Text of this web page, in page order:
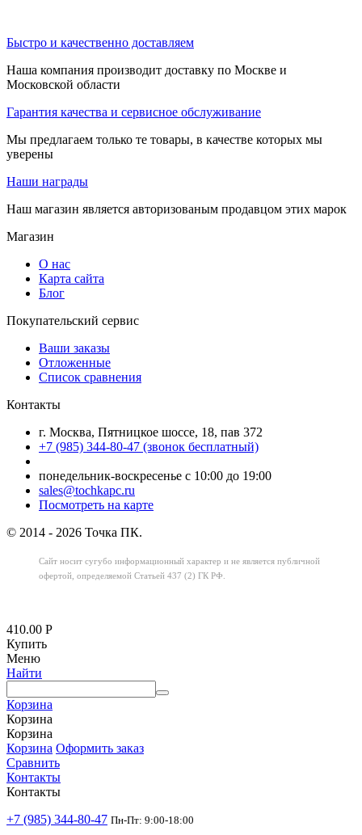
Быстро и качественно доставляем
Наша компания производит доставку по Москве и
Московской области
Гарантия качества и сервисное обслуживание
Мы предлагаем только те товары, в качестве которых мы
уверены
Наши награды
Наш магазин является авторизованым продавцом этих марок
Магазин
О нас
Карта сайта
Блог
Покупательский сервис
Ваши заказы
Отложенные
Список сравнения
Контакты
г. Москва, Пятницкое шоссе, 18, пав 372
+7 (985) 344-80-47 (звонок бесплатный)
понедельник-воскресенье с 10:00 до 19:00
sales@tochkapc.ru
Посмотреть на карте
© 2014 - 2026 Точка ПК.
Сайт носит сугубо информационный характер и не является публичной
офертой, определяемой Статьей 437 (2) ГК РФ.
410.00 Р
Купить
Меню
Найти
Корзина
Корзина
Корзина
Корзина Оформить заказ
Сравнить
Контакты
Контакты
+7 (985) 344-80-47 Пн-Пт: 9:00-18:00